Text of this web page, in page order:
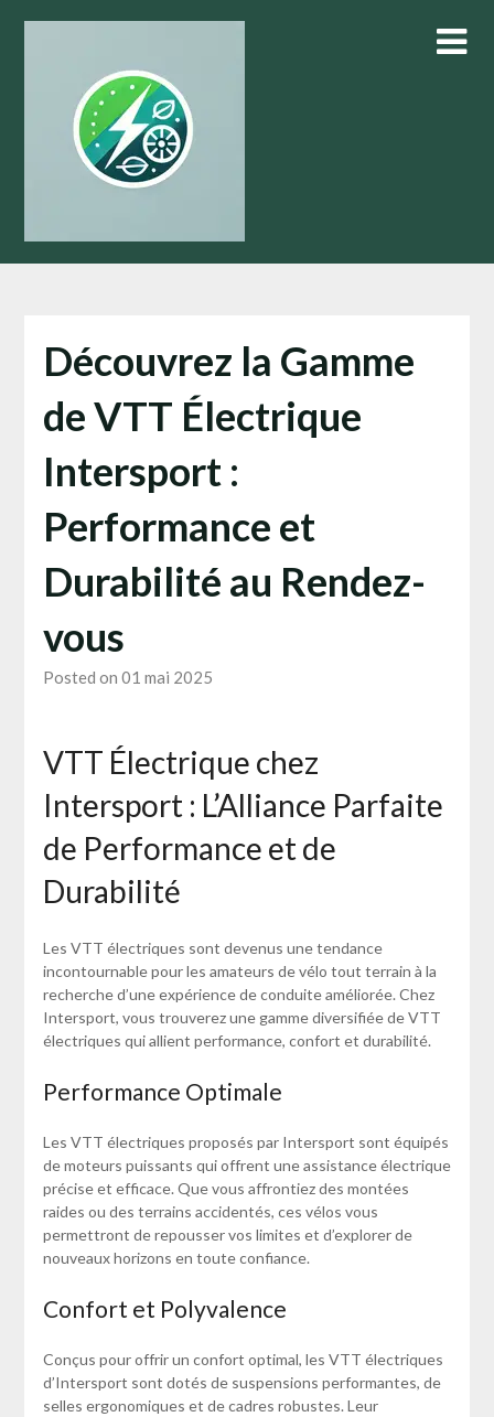
Découvrez la Gamme
de VTT Électrique
Intersport :
Performance et
Durabilité au Rendez-
vous
Posted on 01 mai 2025
VTT Électrique chez
Intersport : L’Alliance Parfaite
de Performance et de
Durabilité
Les VTT électriques sont devenus une tendance
incontournable pour les amateurs de vélo tout terrain à la
recherche d’une expérience de conduite améliorée. Chez
Intersport, vous trouverez une gamme diversifiée de VTT
électriques qui allient performance, confort et durabilité.
Performance Optimale
Les VTT électriques proposés par Intersport sont équipés
de moteurs puissants qui offrent une assistance électrique
précise et efficace. Que vous affrontiez des montées
raides ou des terrains accidentés, ces vélos vous
permettront de repousser vos limites et d’explorer de
nouveaux horizons en toute confiance.
Confort et Polyvalence
Conçus pour offrir un confort optimal, les VTT électriques
d’Intersport sont dotés de suspensions performantes, de
selles ergonomiques et de cadres robustes. Leur